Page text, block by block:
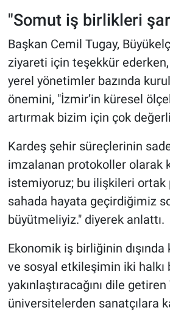
"Somut iş birlikleri
Başkan Cemil Tugay,
ziyareti için teşekkür
yerel yönetimler bazında
önemini, "İzmir’in küresel
artırmak bizim için çok
Kardeş şehir süreçlerinin
imzalanan protokoller olarak
istemiyoruz; bu ilişkileri ortak
sahada hayata geçirdiğimiz
büyütmeliyiz." diyerek anlattı.
Ekonomik iş birliğinin
ve sosyal etkileşimin iki halkı
yakınlaştıracağını dile getiren
üniversitelerden sanatçılara